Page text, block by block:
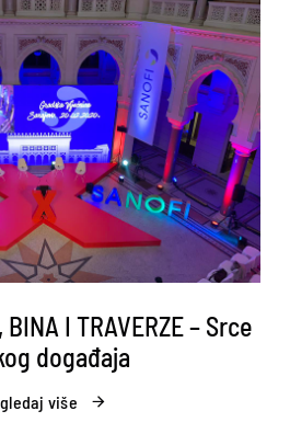
BINA I TRAVERZE – Srce
događaja
više